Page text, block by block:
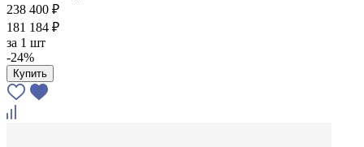
238 400 ₽
181 184 ₽
за 1 шт
-24%
Купить